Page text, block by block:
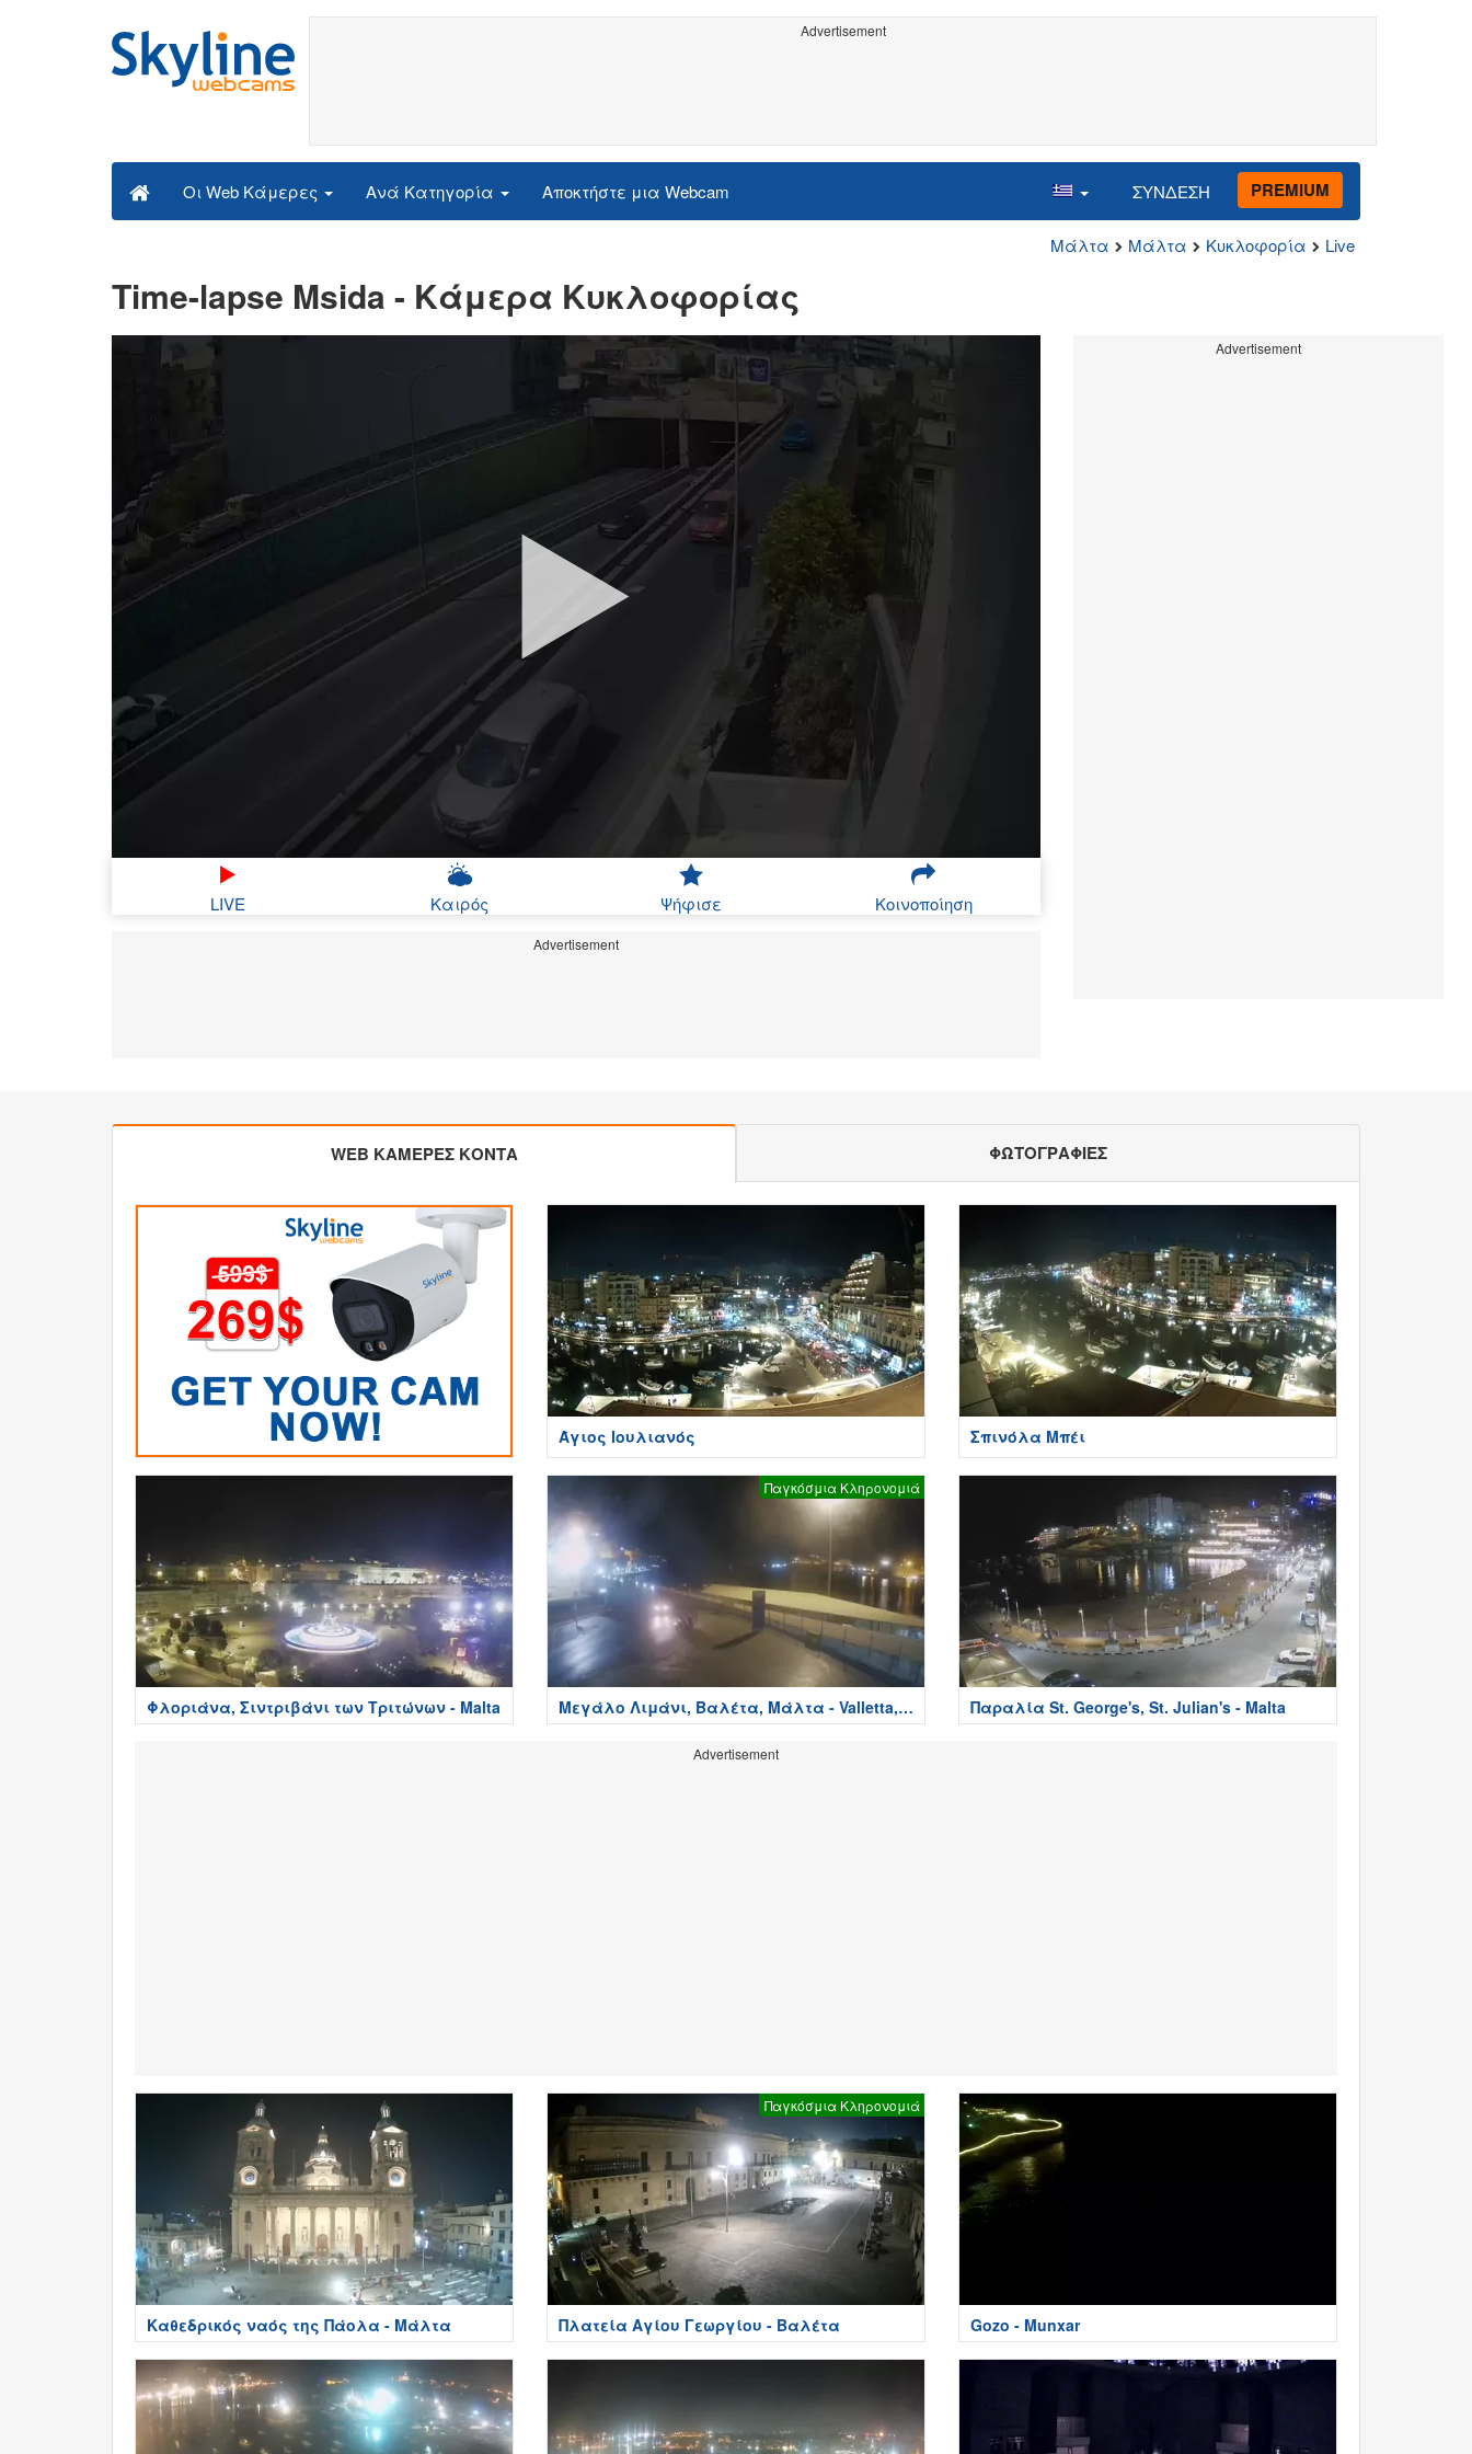
Advertisement
Οι Web Κάμερες Ανά Κατηγορία Αποκτήστε μια Webcam ΣΥΝΔΕΣΗ PREMIUM
Μάλτα Μάλτα Κυκλοφορία Live
Time-lapse Msida - Κάμερα Κυκλοφορίας
LIVE Καιρός Ψήφισε Κοινοποίηση
Advertisement
Advertisement
WEB ΚΑΜΕΡΕΣ ΚΟΝΤΑ ΦΩΤΟΓΡΑΦΙΕΣ
Άγιος Ιουλιανός Σπινόλα Μπέι
Φλοριάνα, Σιντριβάνι των Τριτώνων - Malta
Παγκόσμια Κληρονομιά
Μεγάλο Λιμάνι, Βαλέτα, Μάλτα - Valletta,
Malta
Παραλία St. George's, St. Julian's - Malta
Advertisement
Καθεδρικός ναός της Πάολα - Μάλτα
Παγκόσμια Κληρονομιά
Πλατεία Αγίου Γεωργίου - Βαλέτα Gozo - Munxar